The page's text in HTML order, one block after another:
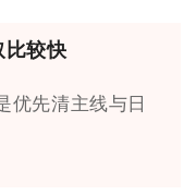
比较快
优先清主线与日